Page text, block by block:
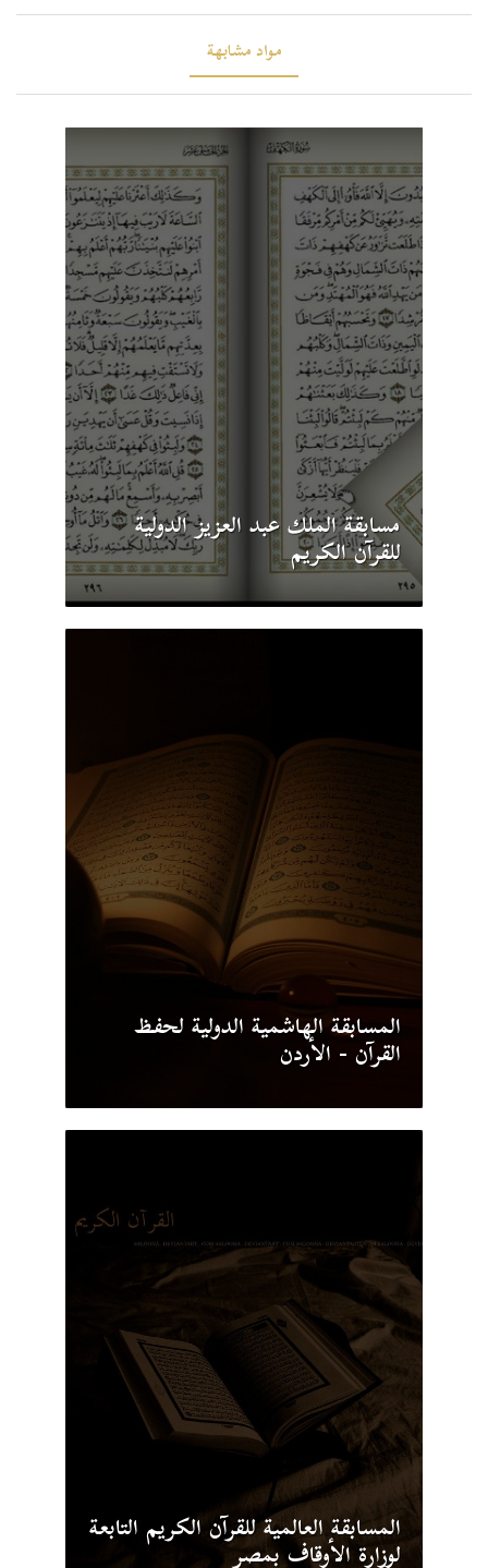
مواد مشابهة
المسابقة العالمية للقرآن الكريم التابعة
لوزارة الأوقاف بمصر
المسابقة الهاشمية الدولية لحفظ
القرآن - الأردن
مسابقة الملك عبد العزيز الدولية
للقرآن الكريم